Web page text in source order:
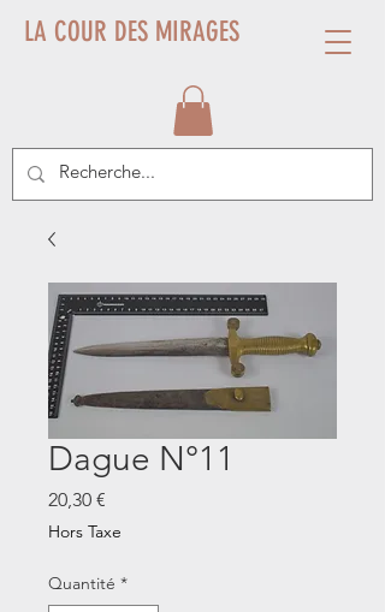
LA COUR DES MIRAGES
Dague N°11
20,30 €
Hors Taxe
Quantité *